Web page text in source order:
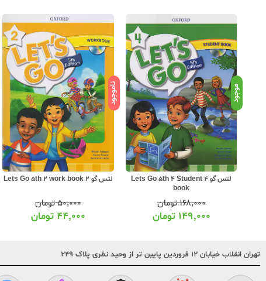
موجود
لتس گو 4 Lets Go 5th 4 Student
book
۱۶۸,۰۰۰تومان
۱۴۹,۰۰۰ تومان
ناموجود
لتس گو 2 Lets Go 5th 2 work book
۵۰,۰۰۰تومان
۴۴,۰۰۰ تومان
تهران انقلاب خیابان ۱۲ فروردین پایین تر از وحید نظری پلاک ۲۴۹